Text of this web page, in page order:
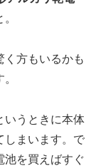
く方もいるかも
いうときに本体
しまいます。で
池を買えばすぐ